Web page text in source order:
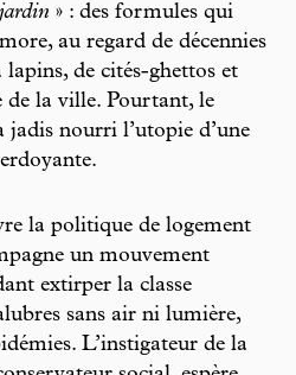
» : des formules qui
au regard de décennies
lapins, de cités-ghettos et
de la ville. Pourtant, le
nourri l’utopie d’une
la politique de logement
un mouvement
extirper la classe
sans air ni lumière,
L’instigateur de la